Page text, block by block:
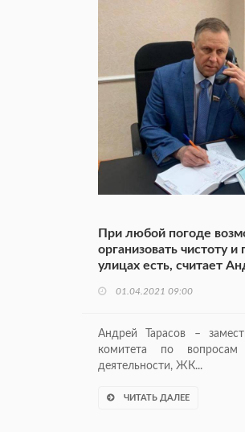
При любой погоде
организовать чистоту
улицах есть, считает
01.04.2021 09:00
Андрей Тарасов –
комитета по вопросам
деятельности, ЖК...
ЧИТАТЬ ДАЛЕЕ